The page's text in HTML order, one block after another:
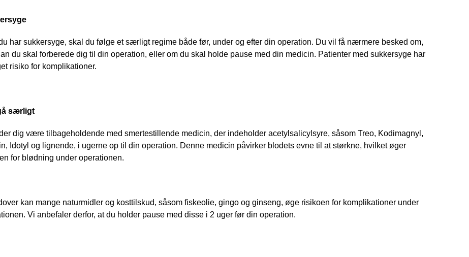
har sukkersyge, skal du følge et særligt regime både før, under og efter din operation. Du vil få nærmere besked om,
du skal forberede dig til din operation, eller om du skal holde pause med din medicin. Patienter med sukkersyge har
risiko for komplikationer.
særligt
dig være tilbageholdende med smertestillende medicin, der indeholder acetylsalicylsyre, såsom Treo, Kodimagnyl,
Idotyl og lignende, i ugerne op til din operation. Denne medicin påvirker blodets evne til at størkne, hvilket øger
for blødning under operationen.
kan mange naturmidler og kosttilskud, såsom fiskeolie, gingo og ginseng, øge risikoen for komplikationer under
Vi anbefaler derfor, at du holder pause med disse i 2 uger før din operation.